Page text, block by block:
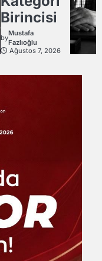
Birincisi
by
Mustafa
Fazlıoğlu
Ağustos 7, 2026